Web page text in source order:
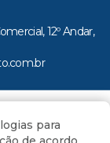
12º Andar,
4oito para